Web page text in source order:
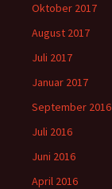
Oktober 2017
August 2017
Juli 2017
Januar 2017
September 2016
Juli 2016
Juni 2016
April 2016